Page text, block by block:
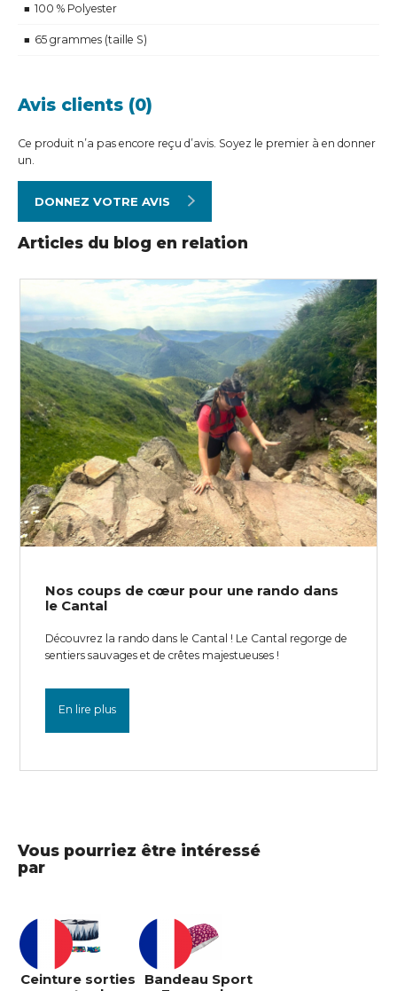
100 % Polyester
65 grammes (taille S)
Avis clients (0)
Ce produit n’a pas encore reçu d’avis. Soyez le premier à en donner
un.
DONNEZ VOTRE AVIS
Articles du blog en relation
Nos coups de cœur pour une rando dans
le Cantal
Découvrez la rando dans le Cantal ! Le Cantal regorge de
sentiers sauvages et de crêtes majestueuses !
En lire plus
Vous pourriez être intéressé
par
Ceinture sorties
Bandeau Sport